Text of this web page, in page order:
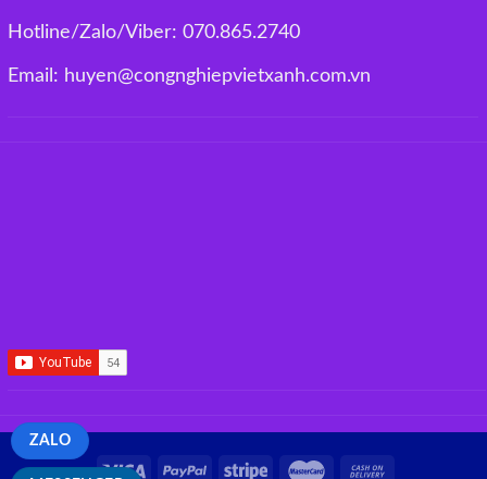
Hotline/Zalo/Viber: 070.865.2740
Email: huyen@congnghiepvietxanh.com.vn
ZALO